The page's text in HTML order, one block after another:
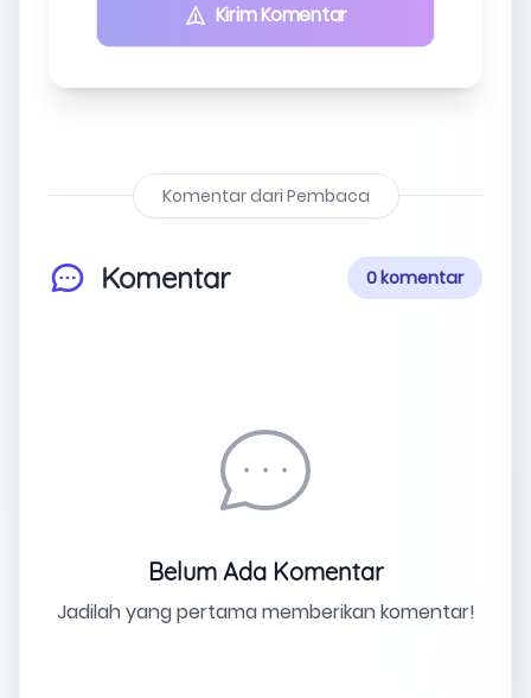
Kirim Komentar
Komentar dari Pembaca
Komentar 0 komentar
Belum Ada Komentar
Jadilah yang pertama memberikan komentar!